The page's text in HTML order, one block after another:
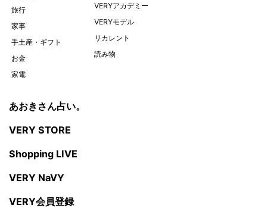
旅行
家事
手土産・ギフト
お金
家電
VERYアカデミー
VERYモデル
リカレント
読み物
あおきさん占い。
VERY STORE
Shopping LIVE
VERY NaVY
VERY会員登録